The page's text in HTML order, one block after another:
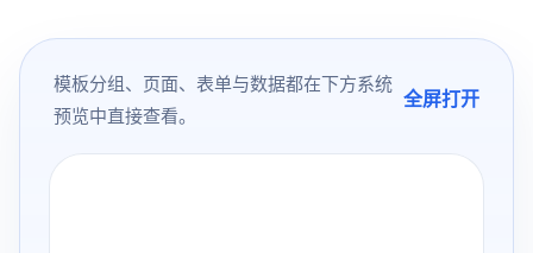
模板分组、页面、表单与数据都在下方系统
预览中直接查看。
全屏打开